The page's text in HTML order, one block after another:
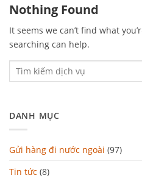
Nothing Found
It seems we can’t find what
searching can help.
DANH MỤC
Gửi hàng đi nước ngoài (97)
Tin tức (8)